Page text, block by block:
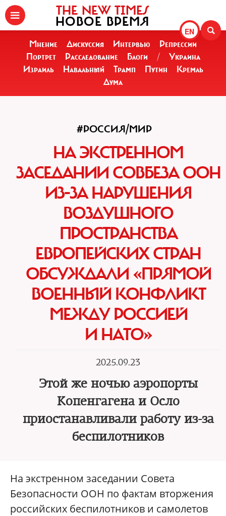
EN
THE NEW TIMES
НОВОЕ ВРЕМЯ
Мнение Дискуссия Интервью
Репрессии
Портрет
Расследование Блоги /
Украина
Израиль
Навальный Трамп Путин
Кремль
Дума
#РОССИЯ/МИР
НА ЭКСТРЕННОМ
ЗАСЕДАНИИ СОВБЕЗА ООН
ИЗ-ЗА НАРУШЕНИЯ
ВОЗДУШНОГО
ПРОСТРАНСТВА
ЕВРОПЕЙСКИХ СТРАН
ОБСУЖДАЛИ «ПРЯМОЙ
ВОЕННЫЙ КОНФЛИКТ
МЕЖДУ РОССИЕЙ
И НАТО»
2025.09.23
Этой же ночью аэропорты
Копенгагена и Осло
приостанавливали работу из-за
беспилотников
На экстренном заседании Совета
Безопасности ООН по фактам вторжения
российских беспилотников и самолетов